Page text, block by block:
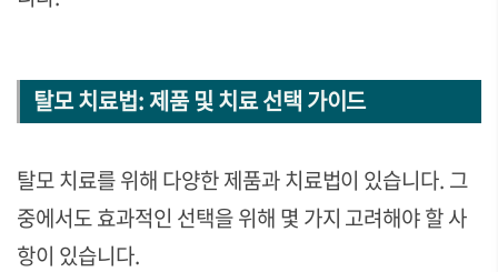
탈모 치료법: 제품 및 치료 선택 가이드
탈모 치료를 위해 다양한 제품과 치료법이 있습니다. 그
중에서도 효과적인 선택을 위해 몇 가지 고려해야 할 사
항이 있습니다.